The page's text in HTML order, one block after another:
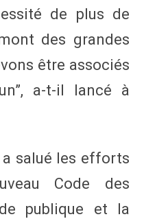
de plus de
des grandes
être associés
a-t-il lancé à
a salué les efforts
Code des
publique et la